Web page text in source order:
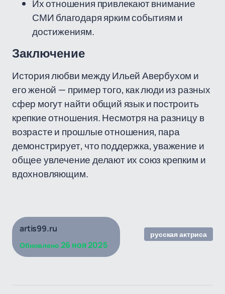
Их отношения привлекают внимание
СМИ благодаря ярким событиям и
достижениям.
Заключение
История любви между Ильей Авербухом и
его женой — пример того, как люди из разных
сфер могут найти общий язык и построить
крепкие отношения. Несмотря на разницу в
возрасте и прошлые отношения, пара
демонстрирует, что поддержка, уважение и
общее увлечение делают их союз крепким и
вдохновляющим.
artis99.ru
Обновлено 26 ноя 2025
русская актриса